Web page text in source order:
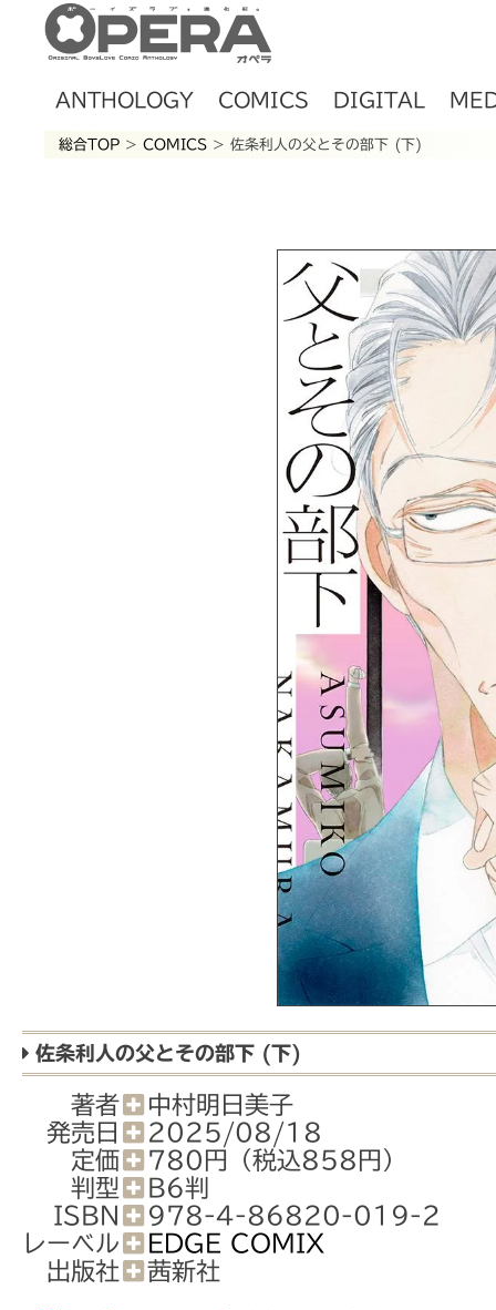
ANTHOLOGY COMICS DIGITAL
総合TOP> COMICS> 佐条利人の父とその部下 (下)
佐条利人の父とその部下 (下)
著者
中村明日美子
発売日
2025/08/18
定価
780円（税込858円）
判型
B6判
ISBN
978-4-86820-019-2
レーベル
EDGE COMIX
出版社
茜新社